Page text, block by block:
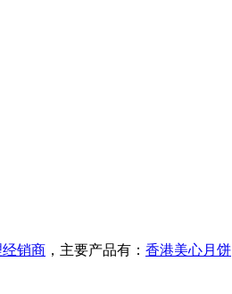
销商 ，主要产品有： 香港美心月饼